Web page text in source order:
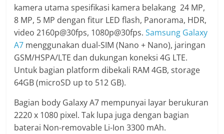
kamera utama spesifikasi kamera belakang 24 MP,
8 MP, 5 MP dengan fitur LED flash, Panorama, HDR,
video 2160p@30fps, 1080p@30fps.Samsung Galaxy
A7 menggunakan dual-SIM (Nano + Nano), jaringan
GSM/HSPA/LTE dan dukungan koneksi 4G LTE.
Untuk bagian platform dibekali RAM 4GB, storage
64GB (microSD up to 512 GB).
Bagian body Galaxy A7 mempunyai layar berukuran
2220 x 1080 pixel. Tak lupa juga dengan bagian
baterai Non-removable Li-Ion 3300 mAh.